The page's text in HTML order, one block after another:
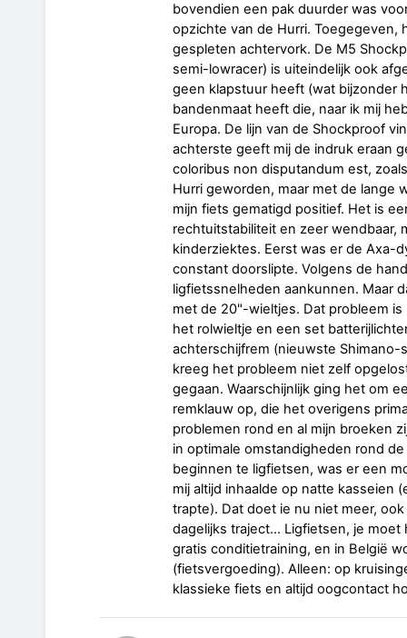
bovendien een pak duurder was
opzichte van de Hurri. Toegegeven,
gespleten achtervork. De M5
semi-lowracer) is uiteindelijk ook
geen klapstuur heeft (wat bijzonder
bandenmaat heeft die, naar ik mij
Europa. De lijn van de Shockproof
achterste geeft mij de indruk eraan
coloribus non disputandum est,
Hurri geworden, maar met de lange
mijn fiets gematigd positief. Het is
rechtuitstabiliteit en zeer wendbaar,
kinderziektes. Eerst was er de Axa-
constant doorslipte. Volgens de
ligfietssnelheden aankunnen. Maar
met de 20"-wieltjes. Dat probleem
het rolwieltje en een set
achterschijfrem (nieuwste
kreeg het probleem niet zelf
gegaan. Waarschijnlijk ging het om
remklauw op, die het overigens
problemen rond en al mijn broeken
in optimale omstandigheden rond
beginnen te ligfietsen, was er een
mij altijd inhaalde op natte kasseien
trapte). Dat doet ie nu niet meer,
dagelijks traject... Ligfietsen, je
gratis conditietraining, en in België
(fietsvergoeding). Alleen: op
klassieke fiets en altijd oogcontact